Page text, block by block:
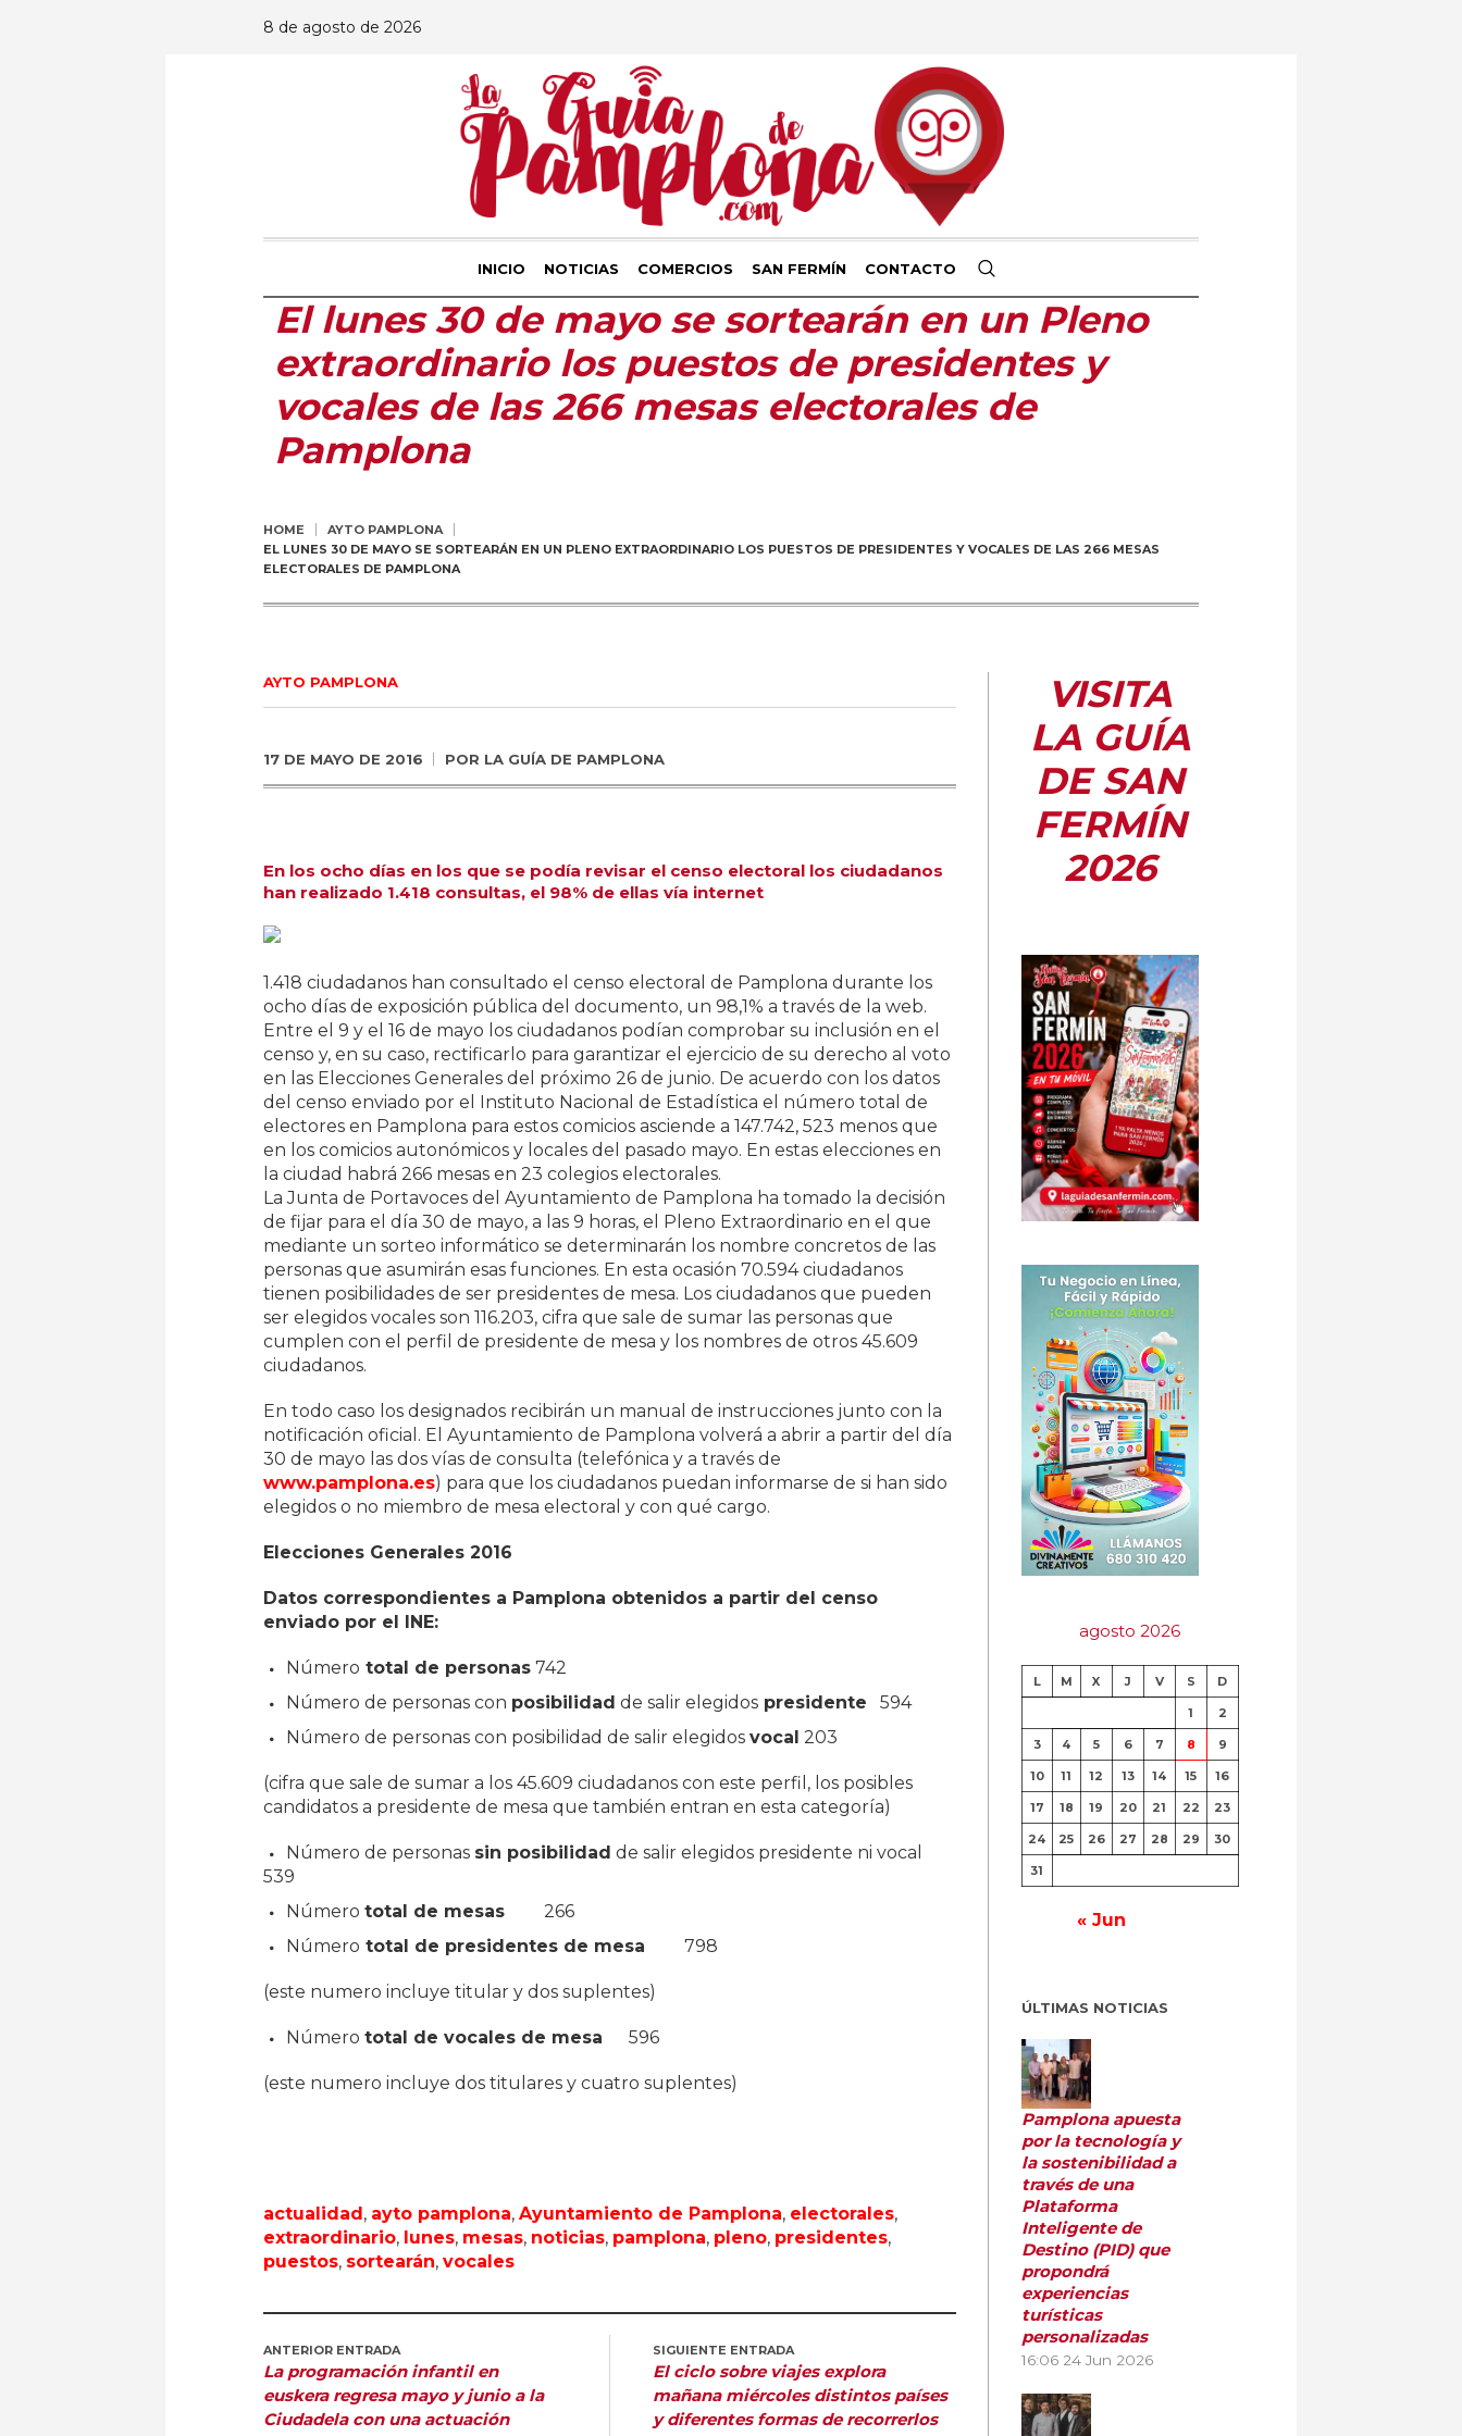
8 de agosto de 2026
INICIO NOTICIAS COMERCIOS SAN FERMÍN CONTACTO
El lunes 30 de mayo se sortearán en un Pleno
extraordinario los puestos de presidentes y
vocales de las 266 mesas electorales de
Pamplona
HOME
AYTO PAMPLONA
EL LUNES 30 DE MAYO SE SORTEARÁN EN UN PLENO EXTRAORDINARIO LOS PUESTOS DE PRESIDENTES Y VOCALES DE LAS 266 MESAS
ELECTORALES DE PAMPLONA
AYTO PAMPLONA
17 DE MAYO DE 2016 POR LA GUÍA DE PAMPLONA
En los ocho días en los que se podía revisar el censo electoral los ciudadanos
han realizado 1.418 consultas, el 98% de ellas vía internet
1.418 ciudadanos han consultado el censo electoral de Pamplona durante los
ocho días de exposición pública del documento, un 98,1% a través de la web.
Entre el 9 y el 16 de mayo los ciudadanos podían comprobar su inclusión en el
censo y, en su caso, rectificarlo para garantizar el ejercicio de su derecho al voto
en las Elecciones Generales del próximo 26 de junio. De acuerdo con los datos
del censo enviado por el Instituto Nacional de Estadística el número total de
electores en Pamplona para estos comicios asciende a 147.742, 523 menos que
en los comicios autonómicos y locales del pasado mayo. En estas elecciones en
la ciudad habrá 266 mesas en 23 colegios electorales.
La Junta de Portavoces del Ayuntamiento de Pamplona ha tomado la decisión
de fijar para el día 30 de mayo, a las 9 horas, el Pleno Extraordinario en el que
mediante un sorteo informático se determinarán los nombre concretos de las
personas que asumirán esas funciones. En esta ocasión 70.594 ciudadanos
tienen posibilidades de ser presidentes de mesa. Los ciudadanos que pueden
ser elegidos vocales son 116.203, cifra que sale de sumar las personas que
cumplen con el perfil de presidente de mesa y los nombres de otros 45.609
ciudadanos.
En todo caso los designados recibirán un manual de instrucciones junto con la
notificación oficial. El Ayuntamiento de Pamplona volverá a abrir a partir del día
30 de mayo las dos vías de consulta (telefónica y a través de
www.pamplona.es) para que los ciudadanos puedan informarse de si han sido
elegidos o no miembro de mesa electoral y con qué cargo.
Elecciones Generales 2016
Datos correspondientes a Pamplona obtenidos a partir del censo
enviado por el INE:
Número total de personas 742
Número de personas con posibilidad de salir elegidos presidente 594
Número de personas con posibilidad de salir elegidos vocal 203
(cifra que sale de sumar a los 45.609 ciudadanos con este perfil, los posibles
candidatos a presidente de mesa que también entran en esta categoría)
Número de personas sin posibilidad de salir elegidos presidente ni vocal
539
Número total de mesas 266
Número total de presidentes de mesa 798
(este numero incluye titular y dos suplentes)
Número total de vocales de mesa 596
(este numero incluye dos titulares y cuatro suplentes)
actualidad, ayto pamplona, Ayuntamiento de Pamplona, electorales,
extraordinario, lunes, mesas, noticias, pamplona, pleno, presidentes,
puestos, sortearán, vocales
ANTERIOR ENTRADA
La programación infantil en
euskera regresa mayo y junio a la
Ciudadela con una actuación
SIGUIENTE ENTRADA
El ciclo sobre viajes explora
mañana miércoles distintos países
y diferentes formas de recorrerlos
VISITA
LA GUÍA
DE SAN
FERMÍN
2026
agosto 2026
L M X J V S D
1 2
3 4 5 6 7 8 9
10 11 12 13 14 15 16
17 18 19 20 21 22 23
24 25 26 27 28 29 30
31
« Jun
ÚLTIMAS NOTICIAS
Pamplona apuesta
por la tecnología y
la sostenibilidad a
través de una
Plataforma
Inteligente de
Destino (PID) que
propondrá
experiencias
turísticas
personalizadas
16:06 24 Jun 2026